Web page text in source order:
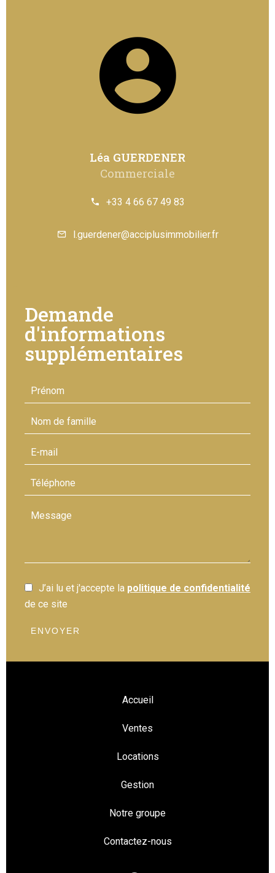
Léa GUERDENER
Commerciale
+33 4 66 67 49 83
l.guerdener@acciplusimmobilier.fr
Demande
d'informations
supplémentaires
J’ai lu et j'accepte la politique de confidentialité
de ce site
ENVOYER
Accueil
Ventes
Locations
Gestion
Notre groupe
Contactez-nous